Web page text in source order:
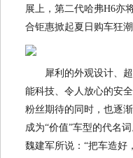
展上，第二代哈弗H6亦
合钜惠掀起夏日购车狂潮
犀利的外观设计、
能科技、令人放心的安
粉丝期待的同时，也逐
成为“价值”车型的代名
魏建军所说：“把车造好